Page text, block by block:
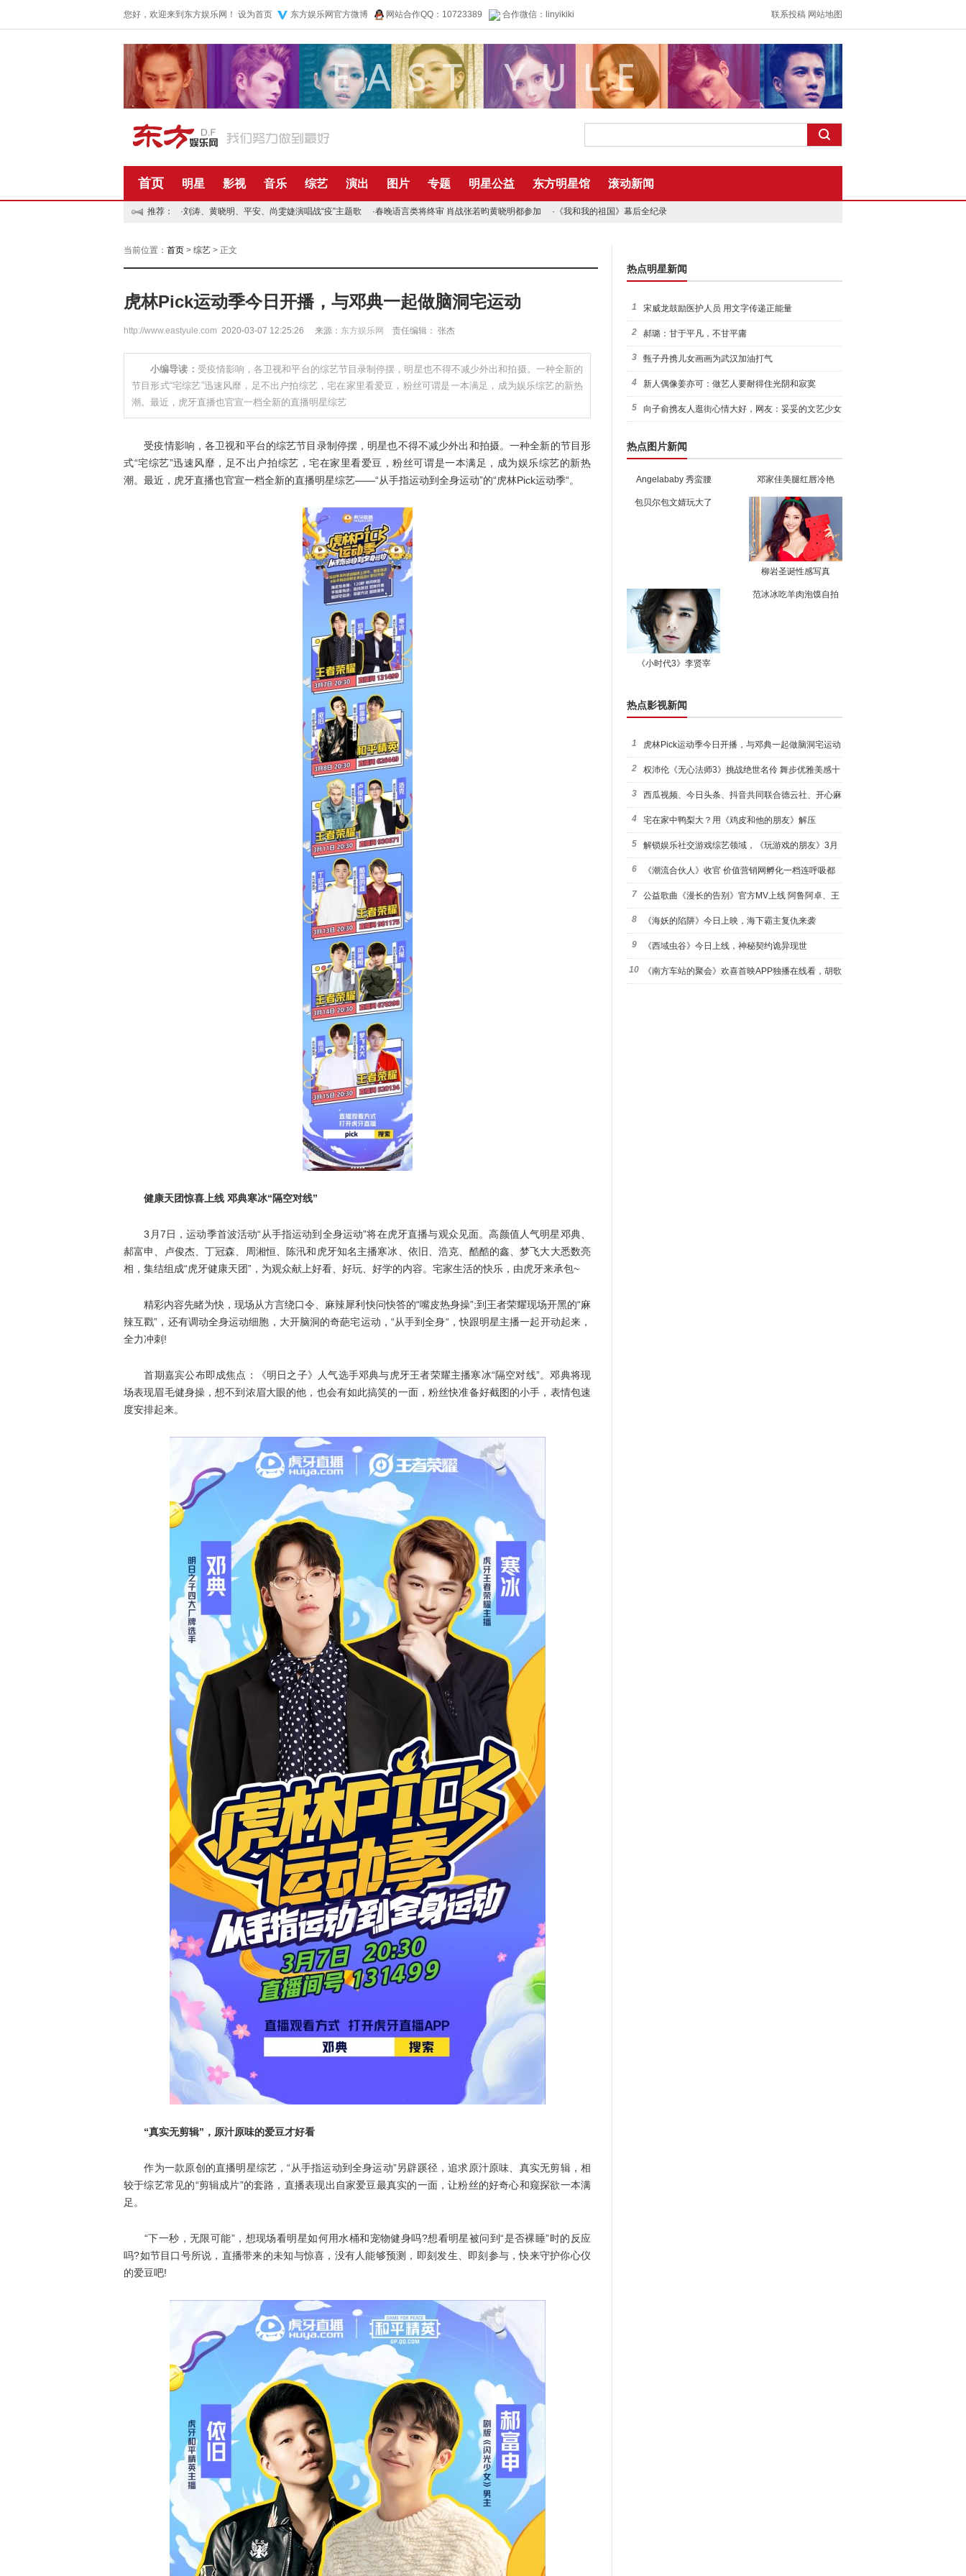
您好，欢迎来到东方娱乐网！ 设为首页 东方娱乐网官方微博 网站合作QQ：10723389 合作微信：linyikiki 联系投稿 网站地图
首页 明星 影视 音乐 综艺 演出 图片 专题 明星公益 东方明星馆 滚动新闻
推荐： ·刘涛、黄晓明、平安、尚雯婕演唱战“疫”主题歌 ·春晚语言类将终审 肖战张若昀黄晓明都参加 · 《我和我的祖国》幕后全纪录
当前位置： 首页 > 综艺 > 正文
虎林Pick运动季今日开播，与邓典一起做脑洞宅运动
http://www.eastyule.com 2020-03-07 12:25:26 来源： 东方娱乐网 责任编辑： 张杰
小编导读： 受疫情影响，各卫视和平台的综艺节目录制停摆，明星也不得不减少外出和拍摄。一种全新的
节目形式“宅综艺”迅速风靡，足不出户拍综艺，宅在家里看爱豆，粉丝可谓是一本满足，成为娱乐综艺的新热
潮。最近，虎牙直播也官宣一档全新的直播明星综艺
受疫情影响，各卫视和平台的综艺节目录制停摆，明星也不得不减少外出和拍摄。一种全新的节目形
式“宅综艺”迅速风靡，足不出户拍综艺，宅在家里看爱豆，粉丝可谓是一本满足，成为娱乐综艺的新热
潮。最近，虎牙直播也官宣一档全新的直播明星综艺——“从手指运动到全身运动”的“虎林Pick运动季“。
健康天团惊喜上线 邓典寒冰“隔空对线”
3月7日，运动季首波活动“从手指运动到全身运动”将在虎牙直播与观众见面。高颜值人气明星邓典、
郝富申、卢俊杰、丁冠森、周湘恒、陈汛和虎牙知名主播寒冰、依旧、浩克、酷酷的鑫、梦飞大大悉数亮
相，集结组成“虎牙健康天团”，为观众献上好看、好玩、好学的内容。宅家生活的快乐，由虎牙来承包~
精彩内容先睹为快，现场从方言绕口令、麻辣犀利快问快答的“嘴皮热身操”;到王者荣耀现场开黑的“麻
辣互戳”，还有调动全身运动细胞，大开脑洞的奇葩宅运动，“从手到全身“，快跟明星主播一起开动起来，
全力冲刺!
首期嘉宾公布即成焦点：《明日之子》人气选手邓典与虎牙王者荣耀主播寒冰“隔空对线”。邓典将现
场表现眉毛健身操，想不到浓眉大眼的他，也会有如此搞笑的一面，粉丝快准备好截图的小手，表情包速
度安排起来。
“真实无剪辑”，原汁原味的爱豆才好看
作为一款原创的直播明星综艺，“从手指运动到全身运动”另辟蹊径，追求原汁原味、真实无剪辑，相
较于综艺常见的“剪辑成片”的套路，直播表现出自家爱豆最真实的一面，让粉丝的好奇心和窥探欲一本满
足。
“下一秒，无限可能”，想现场看明星如何用水桶和宠物健身吗?想看明星被问到“是否裸睡”时的反应
吗?如节目口号所说，直播带来的未知与惊喜，没有人能够预测，即刻发生、即刻参与，快来守护你心仪
的爱豆吧!
热点明星新闻
1 宋威龙鼓励医护人员 用文字传递正能量
2 郝璐：甘于平凡，不甘平庸
3 甄子丹携儿女画画为武汉加油打气
4 新人偶像姜亦可：做艺人要耐得住光阴和寂寞
5 向子俞携友人逛街心情大好，网友：妥妥的文艺少女
热点图片新闻
Angelababy 秀蛮腰 邓家佳美腿红唇冷艳
包贝尔包文婧玩大了
柳岩圣诞性感写真
《小时代3》李贤宰
范冰冰吃羊肉泡馍自拍
热点影视新闻
1 虎林Pick运动季今日开播，与邓典一起做脑洞宅运动
2 权沛伦《无心法师3》挑战绝世名伶 舞步优雅美感十
足
3 西瓜视频、今日头条、抖音共同联合德云社、开心麻
花等顶尖
4 宅在家中鸭梨大？用《鸡皮和他的朋友》解压
5 解锁娱乐社交游戏综艺领域，《玩游戏的朋友》3月
10日正式
6 《潮流合伙人》收官 价值营销网孵化一档连呼吸都
在赚钱
7 公益歌曲《漫长的告别》官方MV上线 阿鲁阿卓、王
晰倾情献
8 《海妖的陷阱》今日上映，海下霸主复仇来袭
9 《西域虫谷》今日上线，神秘契约诡异现世
10 《南方车站的聚会》欢喜首映APP独播在线看，胡歌